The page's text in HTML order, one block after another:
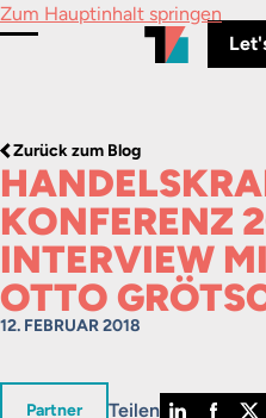
Zum Hauptinhalt springen
Menü umschalten
Zurück zum Blog
KONFERENZ
INTERVIEW
OTTO
12. FEBRUAR 2018
in
Partner Teilen